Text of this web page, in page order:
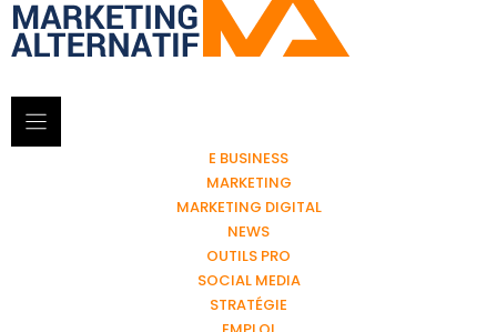
E BUSINESS
MARKETING
MARKETING DIGITAL
NEWS
OUTILS PRO
SOCIAL MEDIA
STRATÉGIE